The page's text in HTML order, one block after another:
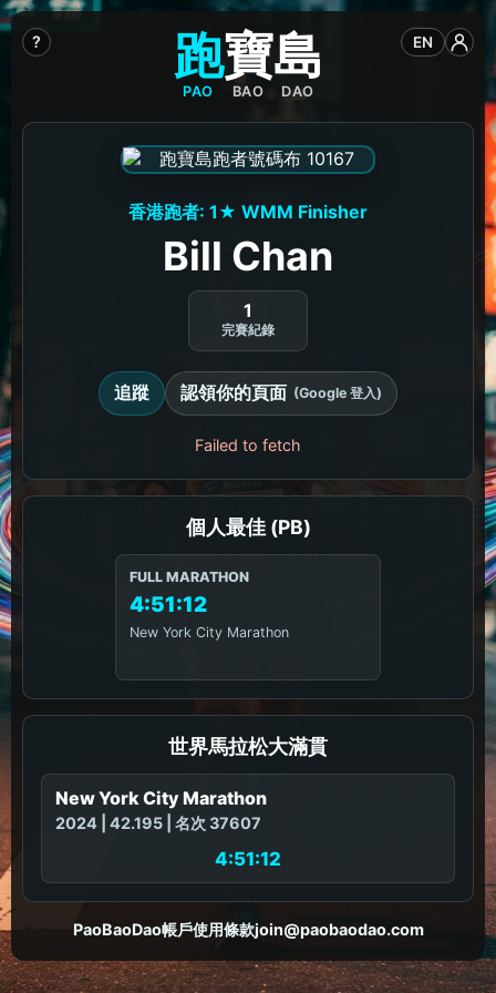
? EN
跑
PAO
寶
BAO
島
DAO
香港跑者: 1★ WMM Finisher
Bill Chan
1
完賽紀錄
追蹤 認領你的頁面 (Google 登入)
Failed to fetch
個人最佳 (PB)
FULL MARATHON
4:51:12
New York City Marathon
世界馬拉松大滿貫
New York City Marathon
2024 | 42.195 | 名次 37607
4:51:12
PaoBaoDao帳戶使用條款join@paobaodao.com